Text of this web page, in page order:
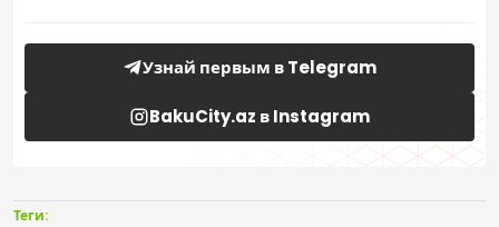
Узнай первым в Telegram
BakuCity.az в Instagram
Теги: